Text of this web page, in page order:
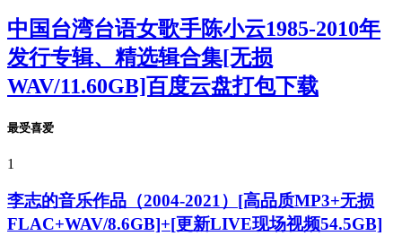
中国台湾台语女歌手陈小云1985-2010年
发行专辑、精选辑合集[无损
WAV/11.60GB]百度云盘打包下载
最受喜爱
1
李志的音乐作品（2004-2021）[高品质MP3+无损
FLAC+WAV/8.6GB]+[更新LIVE现场视频54.5GB]